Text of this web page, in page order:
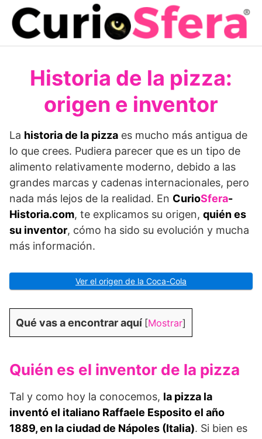
Saltar
contenido
Historia de la pizza:
origen e inventor
La historia de la pizza es mucho más antigua de
lo que crees. Pudiera parecer que es un tipo de
alimento relativamente moderno, debido a las
grandes marcas y cadenas internacionales, pero
nada más lejos de la realidad. En CurioSfera-
Historia.com, te explicamos su origen, quién es
su inventor, cómo ha sido su evolución y mucha
más información.
Ver el origen de la Coca-Cola
Qué vas a encontrar aquí [Mostrar]
Quién es el inventor de la pizza
Tal y como hoy la conocemos, la pizza la
inventó el italiano Raffaele Esposito el año
1889, en la ciudad de Nápoles (Italia). Si bien es